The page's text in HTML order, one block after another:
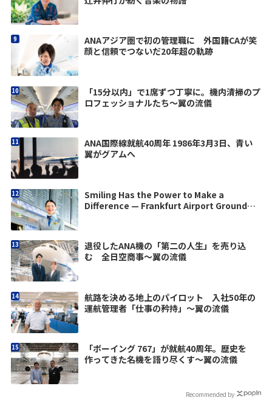
ANAアジア圏で初の管理職に 外国籍CAが笑
顔と信頼でつないだ20年超の軌跡
「15分以内」で1席ずつ丁寧に。機内清掃のプ
ロフェッショナルたち～翼の流儀
ANA国際線就航40周年 1986年3月3日、青い
翼がグアムへ
Smiling Has the Power to Make a
Difference — Frankfurt Airport Ground
退役したANA機の「第二の人生」を売り込
む 全日空商事〜翼の流儀
航路を決める地上のパイロット 入社50年の
運航管理者「仕事の矜持」〜翼の流儀
「ボーイング 767」が就航40周年。歴史を
作ってきた名機を語り尽くす～翼の流儀
Recommended by